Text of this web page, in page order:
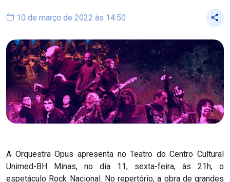
10 de março de 2022 às 14:50
A Orquestra Opus apresenta no Teatro do Centro Cultural
Unimed-BH Minas, no dia 11, sexta-feira, às 21h, o
espetáculo Rock Nacional. No repertório, a obra de grandes